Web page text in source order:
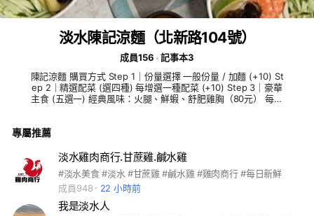
淡水陳記涼麵（北新路104號）
成員156
記事本3
陳記涼麵 購買方式 Step 1｜份量選擇 一般份量 / 加麵 (+10) St
ep 2｜精選配菜 (選四種) 每增選一種配菜 (+10) Step 3｜豪華
主食 (五選一) 經典風味：火腿、鮮蝦、舒肥雞胸（80元） 每增
專屬推薦
淡水雞肉商行.甘蔗雞.鹹水雞
#淡水美食 #淡水 #甘蔗雞 #鹹水雞 #雞肉商行 #每日新鮮
成員948
22 小時前
我是淡水人